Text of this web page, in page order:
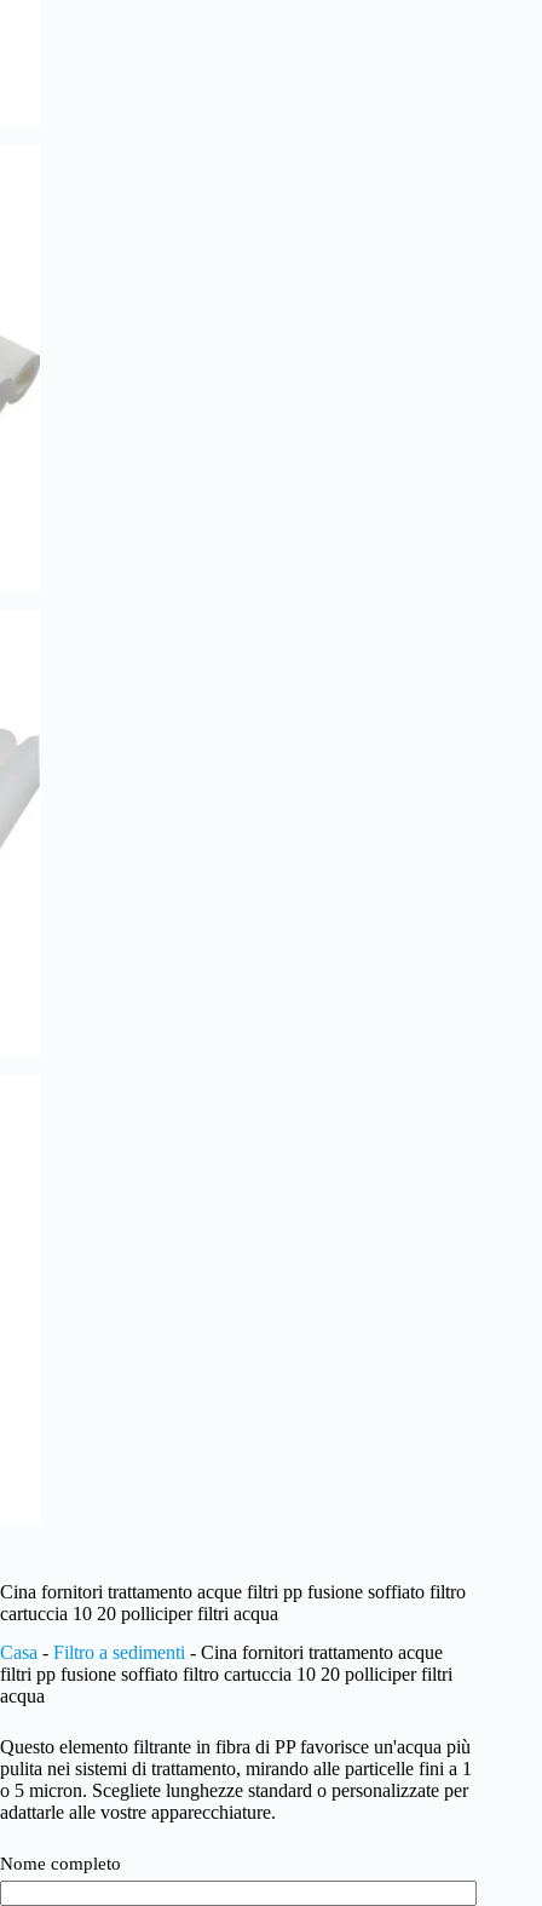
Cina fornitori trattamento acque filtri pp fusione soffiato filtro
cartuccia 10 20 polliciper filtri acqua
Casa - Filtro a sedimenti - Cina fornitori trattamento acque
filtri pp fusione soffiato filtro cartuccia 10 20 polliciper filtri
acqua
Questo elemento filtrante in fibra di PP favorisce un'acqua più
pulita nei sistemi di trattamento, mirando alle particelle fini a 1
o 5 micron. Scegliete lunghezze standard o personalizzate per
adattarle alle vostre apparecchiature.
Nome completo